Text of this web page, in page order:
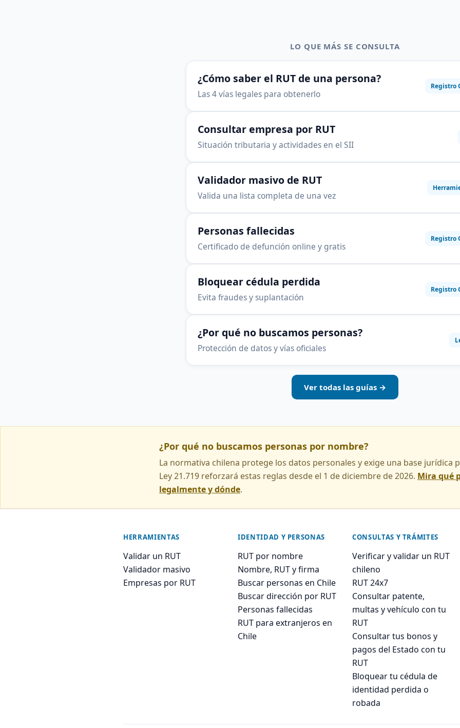
LO QUE MÁS SE CONSULTA
¿Cómo saber el RUT de una persona?
Las 4 vías legales para obtenerlo
Registro
Consultar empresa por RUT
Situación tributaria y actividades en el SII
Validador masivo de RUT
Valida una lista completa de una vez
Personas fallecidas
Certificado de defunción online y gratis
Registro
Bloquear cédula perdida
Evita fraudes y suplantación
Registro
¿Por qué no buscamos personas?
Protección de datos y vías oficiales
Ver todas las guías →
¿Por qué no buscamos personas por nombre?
La normativa chilena protege los datos personales y exige una base jurídica
Ley 21.719 reforzará estas reglas desde el 1 de diciembre de 2026. Mira qué
legalmente y dónde.
HERRAMIENTAS
Validar un RUT
Validador masivo
Empresas por RUT
IDENTIDAD Y PERSONAS
RUT por nombre
Nombre, RUT y firma
Buscar personas en Chile
Buscar dirección por RUT
Personas fallecidas
RUT para extranjeros en
Chile
CONSULTAS Y TRÁMITES
Verificar y validar un RUT
chileno
RUT 24x7
Consultar patente,
multas y vehículo con tu
RUT
Consultar tus bonos y
pagos del Estado con tu
RUT
Bloquear tu cédula de
identidad perdida o
robada